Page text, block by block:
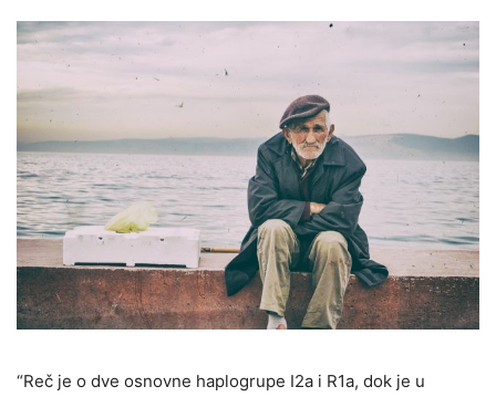
“Reč je o dve osnovne haplogrupe I2a i R1a, dok je u